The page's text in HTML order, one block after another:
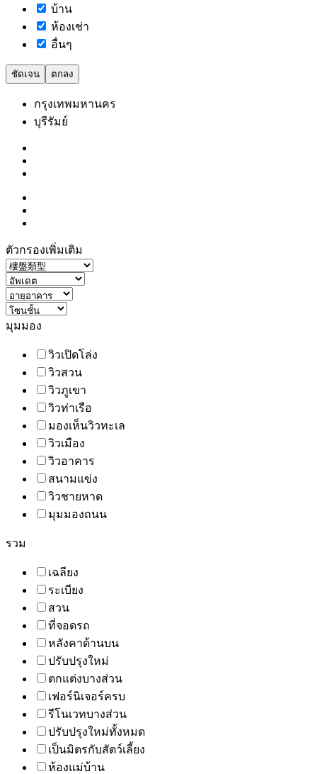
บ้าน
ห้องเช่า
อื่นๆ
ชัดเจน ตกลง
กรุงเทพมหานคร
บุรีรัมย์
ตัวกรองเพิ่มเติม
มุมมอง
วิวเปิดโล่ง
วิวสวน
วิวภูเขา
วิวท่าเรือ
มองเห็นวิวทะเล
วิวเมือง
วิวอาคาร
สนามแข่ง
วิวชายหาด
มุมมองถนน
รวม
เฉลียง
ระเบียง
สวน
ที่จอดรถ
หลังคาด้านบน
ปรับปรุงใหม่
ตกแต่งบางส่วน
เฟอร์นิเจอร์ครบ
รีโนเวทบางส่วน
ปรับปรุงใหม่ทั้งหมด
เป็นมิตรกับสัตว์เลี้ยง
ห้องแม่บ้าน